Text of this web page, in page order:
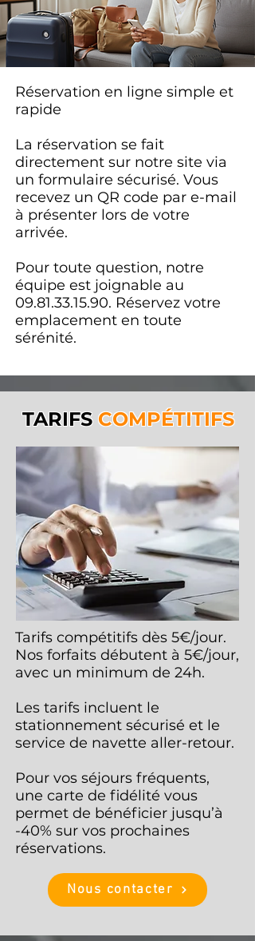
Réservation en ligne simple et
rapide
La réservation se fait
directement sur notre site via
un formulaire sécurisé. Vous
recevez un QR code par e-mail
à présenter lors de votre
arrivée.
Pour toute question, notre
équipe est joignable au
09.81.33.15.90. Réservez votre
emplacement en toute
sérénité.
TARIFS COMPÉTITIFS
Tarifs compétitifs dès 5€/jour.
Nos forfaits débutent à 5€/jour,
avec un minimum de 24h.
Les tarifs incluent le
stationnement sécurisé et le
service de navette aller-retour.
Pour vos séjours fréquents,
une carte de fidélité vous
permet de bénéficier jusqu’à
-40% sur vos prochaines
réservations.
Nous contacter